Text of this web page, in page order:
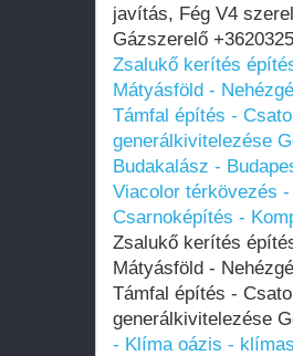
javítás, Fég V4
Gázszerelő
Zsalukő kerítés
Mátyásföld -
Támfal építés -
generálkivitelezése
Budakalász -
Viacolor térkövezés
Csarnoképítés -
Zsalukő kerítés
Mátyásföld -
Támfal építés -
generálkivitelezése
- Klíma oázis -